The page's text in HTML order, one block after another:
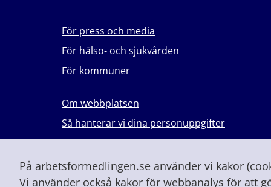
På arbetsformedlingen.se använder vi kakor
Vi använder också kakor för webbanalys för att
För press och media
För hälso- och sjukvården
För kommuner
Om webbplatsen
Så hanterar vi dina personuppgifter
Lever du med våld i en nära relation?
Vid höjd beredskap och krig